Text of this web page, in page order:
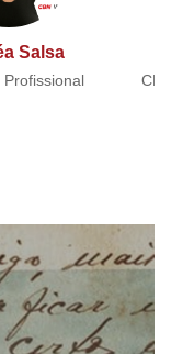
Salsa
Profissional